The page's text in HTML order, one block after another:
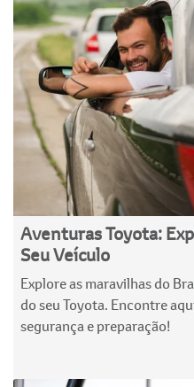
Aventuras Toyota:
Seu Veículo
Explore as maravilhas do
do seu Toyota. Encontre
segurança e preparação!